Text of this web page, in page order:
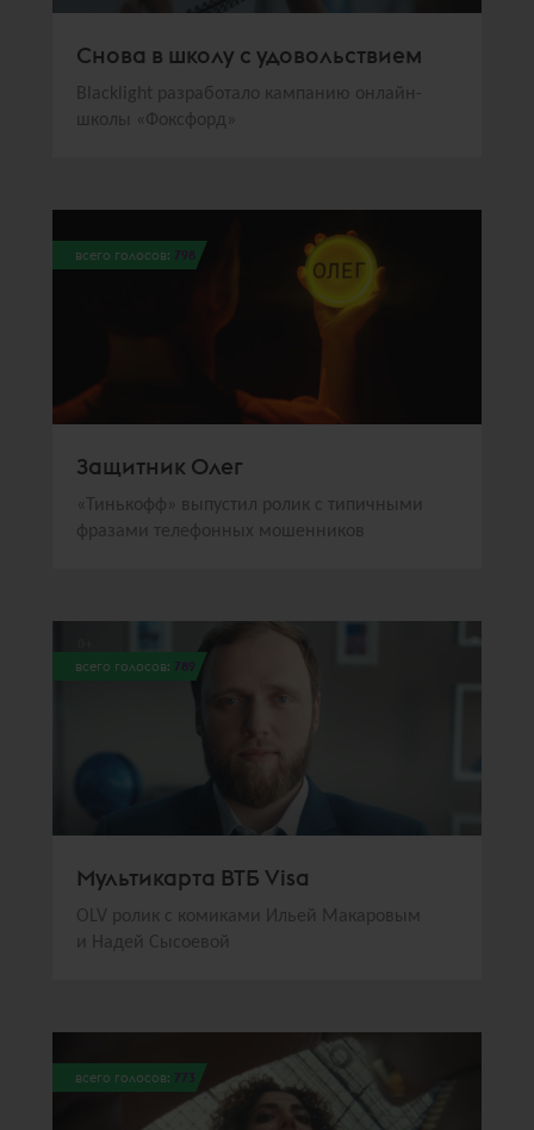
Снова в школу с удовольствием
Blacklight разработало кампанию онлайн-
школы «Фоксфорд»
всего голосов: 798
Защитник Олег
«Тинькофф» выпустил ролик с типичными
фразами телефонных мошенников
всего голосов: 789
Мультикарта ВТБ Visa
OLV ролик с комиками Ильей Макаровым
и Надей Сысоевой
всего голосов: 773